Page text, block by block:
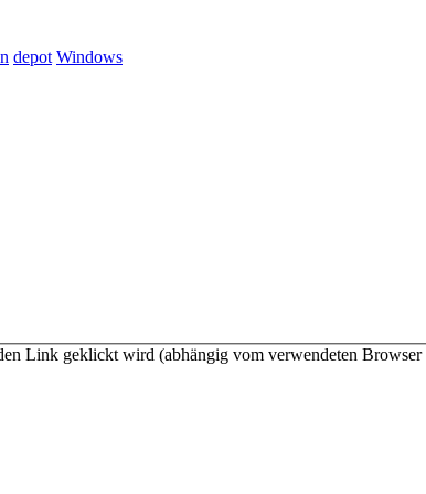
depot Windows
Link geklickt wird (abhängig vom verwendeten Browser